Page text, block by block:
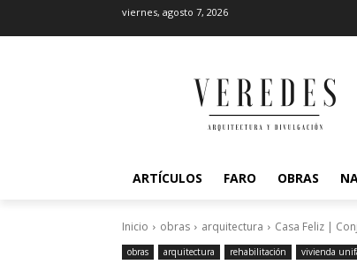
viernes, agosto 7, 2026
ARTÍCULOS FARO OBRAS
Inicio obras arquitectura Casa Feliz |
obras arquitectura rehabilitación vivienda